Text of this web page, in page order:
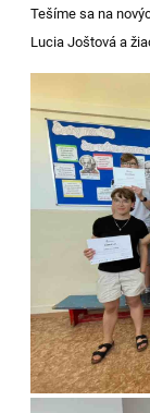
Tešíme sa na
Lucia Joštová a